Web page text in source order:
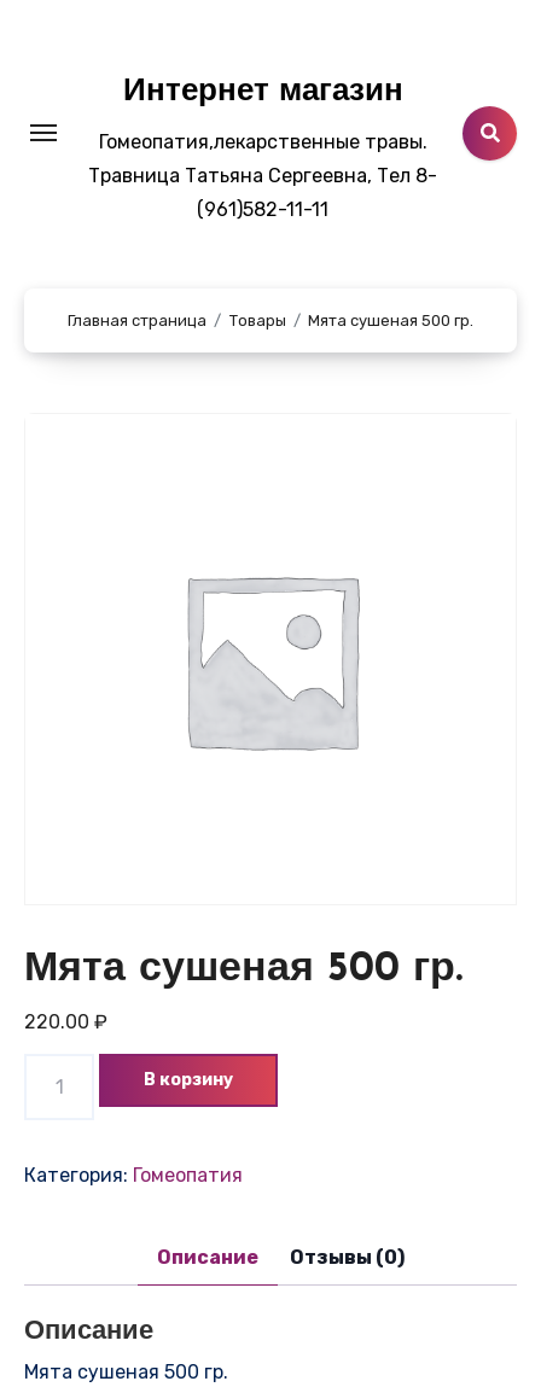
Интернет магазин
Гомеопатия,лекарственные травы.
Травница Татьяна Сергеевна, Тел 8-
(961)582-11-11
Главная страница Товары Мята сушеная 500 гр.
Мята сушеная 500 гр.
220.00 ₽
сушеная
В корзину
Категория: Гомеопатия
Описание Отзывы (0)
Описание
Мята сушеная 500 гр.